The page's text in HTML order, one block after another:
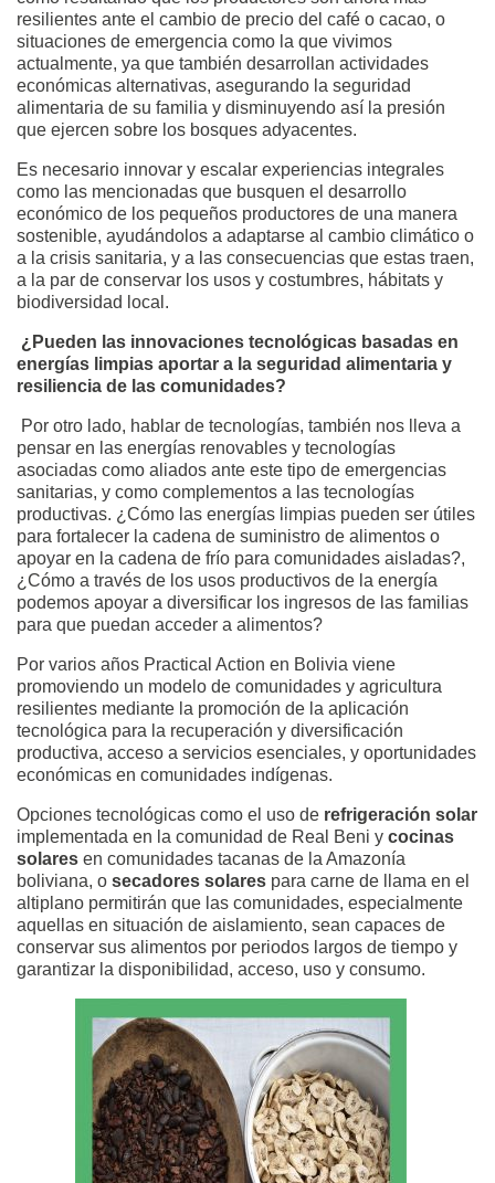
resilientes ante el cambio de precio del café o cacao, o
situaciones de emergencia como la que vivimos
actualmente, ya que también desarrollan actividades
económicas alternativas, asegurando la seguridad
alimentaria de su familia y disminuyendo así la presión
que ejercen sobre los bosques adyacentes.
Es necesario innovar y escalar experiencias integrales
como las mencionadas que busquen el desarrollo
económico de los pequeños productores de una manera
sostenible, ayudándolos a adaptarse al cambio climático o
a la crisis sanitaria, y a las consecuencias que estas traen,
a la par de conservar los usos y costumbres, hábitats y
biodiversidad local.
¿Pueden las innovaciones tecnológicas basadas en
energías limpias aportar a la seguridad alimentaria y
resiliencia de las comunidades?
Por otro lado, hablar de tecnologías, también nos lleva a
pensar en las energías renovables y tecnologías
asociadas como aliados ante este tipo de emergencias
sanitarias, y como complementos a las tecnologías
productivas. ¿Cómo las energías limpias pueden ser útiles
para fortalecer la cadena de suministro de alimentos o
apoyar en la cadena de frío para comunidades aisladas?,
¿Cómo a través de los usos productivos de la energía
podemos apoyar a diversificar los ingresos de las familias
para que puedan acceder a alimentos?
Por varios años Practical Action en Bolivia viene
promoviendo un modelo de comunidades y agricultura
resilientes mediante la promoción de la aplicación
tecnológica para la recuperación y diversificación
productiva, acceso a servicios esenciales, y oportunidades
económicas en comunidades indígenas.
Opciones tecnológicas como el uso de refrigeración solar
implementada en la comunidad de Real Beni y cocinas
solares en comunidades tacanas de la Amazonía
boliviana, o secadores solares para carne de llama en el
altiplano permitirán que las comunidades, especialmente
aquellas en situación de aislamiento, sean capaces de
conservar sus alimentos por periodos largos de tiempo y
garantizar la disponibilidad, acceso, uso y consumo.